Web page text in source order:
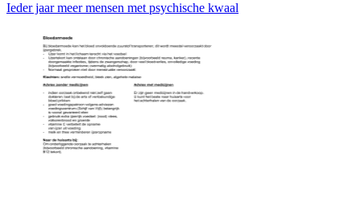
Ieder jaar meer mensen met psychische kwaal